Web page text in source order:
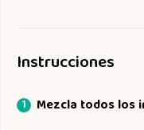
Instrucciones
Mezcla todos los